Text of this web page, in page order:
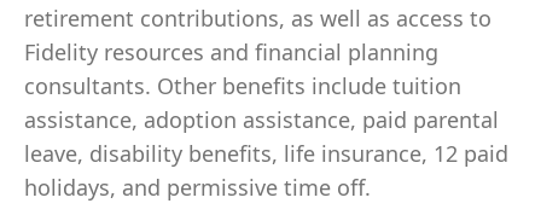
retirement contributions, as well as access to
Fidelity resources and financial planning
consultants. Other benefits include tuition
assistance, adoption assistance, paid parental
leave, disability benefits, life insurance, 12 paid
holidays, and permissive time off.